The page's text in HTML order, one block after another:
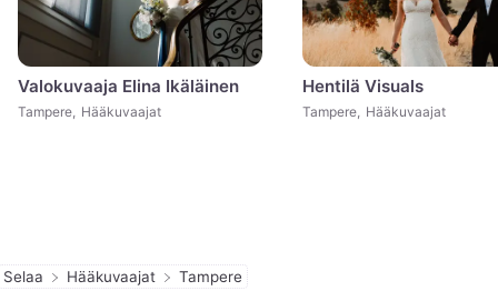
Valokuvaaja Elina Ikäläinen
Tampere Hääkuvaajat
Hentilä Visuals
Tampere Hääkuvaajat
Selaa Hääkuvaajat Tampere